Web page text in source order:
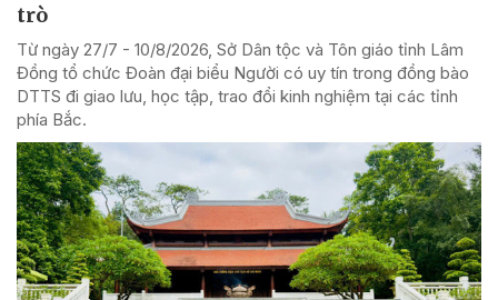
trò
Từ ngày 27/7 - 10/8/2026, Sở Dân tộc và Tôn giáo tỉnh Lâm
Đồng tổ chức Đoàn đại biểu Người có uy tín trong đồng bào
DTTS đi giao lưu, học tập, trao đổi kinh nghiệm tại các tỉnh
phía Bắc.